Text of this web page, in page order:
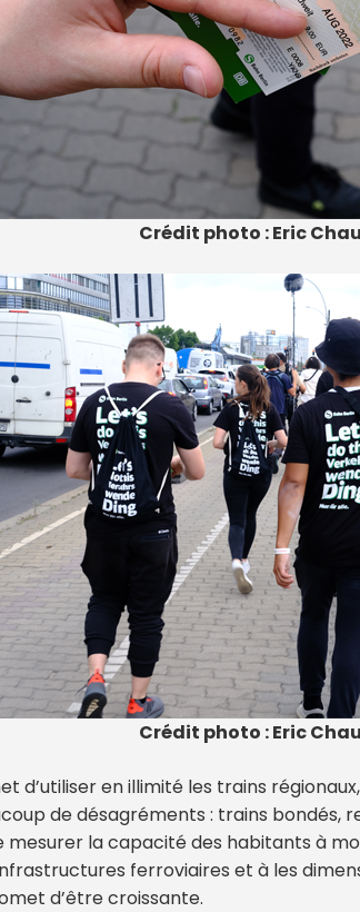
Crédit photo : Eric
Crédit photo : Eric
d’utiliser en illimité les trains
de désagréments : trains bondés,
mesurer la capacité des habitants à
ferroviaires et à les
d’être croissante.